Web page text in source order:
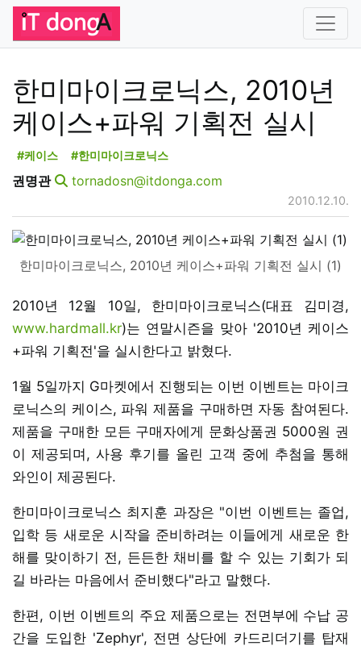
한미마이크로닉스, 2010년
케이스+파워 기획전 실시
#케이스 #한미마이크로닉스
권명관 tornadosn@itdonga.com
2010.12.10.
한미마이크로닉스, 2010년 케이스+파워 기획전 실시 (1)
2010년 12월 10일, 한미마이크로닉스(대표 김미경,
www.hardmall.kr)는 연말시즌을 맞아 '2010년 케이스
+파워 기획전'을 실시한다고 밝혔다.
1월 5일까지 G마켓에서 진행되는 이번 이벤트는 마이크
로닉스의 케이스, 파워 제품을 구매하면 자동 참여된다.
제품을 구매한 모든 구매자에게 문화상품권 5000원 권
이 제공되며, 사용 후기를 올린 고객 중에 추첨을 통해
와인이 제공된다.
한미마이크로닉스 최지훈 과장은 "이번 이벤트는 졸업,
입학 등 새로운 시작을 준비하려는 이들에게 새로운 한
해를 맞이하기 전, 든든한 채비를 할 수 있는 기회가 되
길 바라는 마음에서 준비했다"라고 말했다.
한편, 이번 이벤트의 주요 제품으로는 전면부에 수납 공
간을 도입한 'Zephyr', 전면 상단에 카드리더기를 탑재